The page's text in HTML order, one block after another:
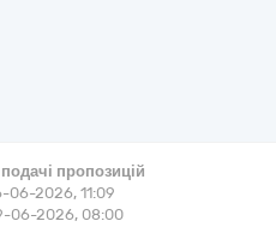
пропозицій
06-2026, 11:09
06-2026, 08:00